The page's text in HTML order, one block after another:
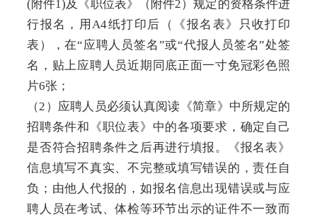
(附件1)及《职位表》（附件2）规定的资格条件进
行报名，用A4纸打印后（《报名表》只收打印
表），在“应聘人员签名”或“代报人员签名”处签
名，贴上应聘人员近期同底正面一寸免冠彩色照
片6张；
（2）应聘人员必须认真阅读《简章》中所规定的
招聘条件和《职位表》中的各项要求，确定自己
是否符合招聘条件之后再进行填报。《报名表》
信息填写不真实、不完整或填写错误的，责任自
负；由他人代报的，如报名信息出现错误或与应
聘人员在考试、体检等环节出示的证件不一致而